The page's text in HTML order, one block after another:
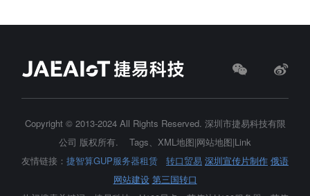
Copyright © 2013-2024 All Rights Reserved. 深圳市捷易科技有限
公司 版权所有. Tags XML地图|网站地图|Link
友情链接： 捷智算GUP服务器租赁 转口贸易 深圳宣传片制作 俄语
网站建设 第三国转口